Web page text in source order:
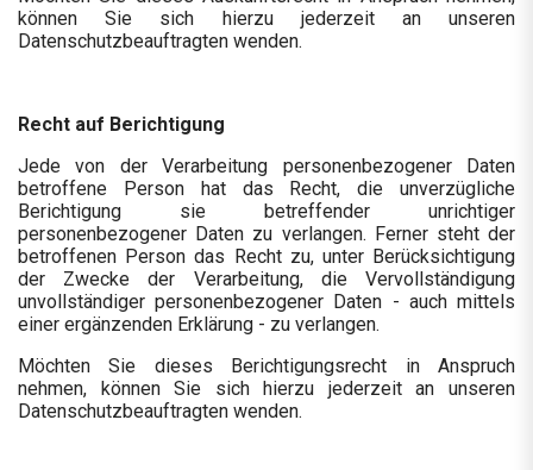
können Sie sich hierzu jederzeit an unseren
Datenschutzbeauftragten wenden.
Recht auf Berichtigung
Jede von der Verarbeitung personenbezogener Daten
betroffene Person hat das Recht, die unverzügliche
Berichtigung sie betreffender unrichtiger
personenbezogener Daten zu verlangen. Ferner steht der
betroffenen Person das Recht zu, unter Berücksichtigung
der Zwecke der Verarbeitung, die Vervollständigung
unvollständiger personenbezogener Daten - auch mittels
einer ergänzenden Erklärung - zu verlangen.
Möchten Sie dieses Berichtigungsrecht in Anspruch
nehmen, können Sie sich hierzu jederzeit an unseren
Datenschutzbeauftragten wenden.